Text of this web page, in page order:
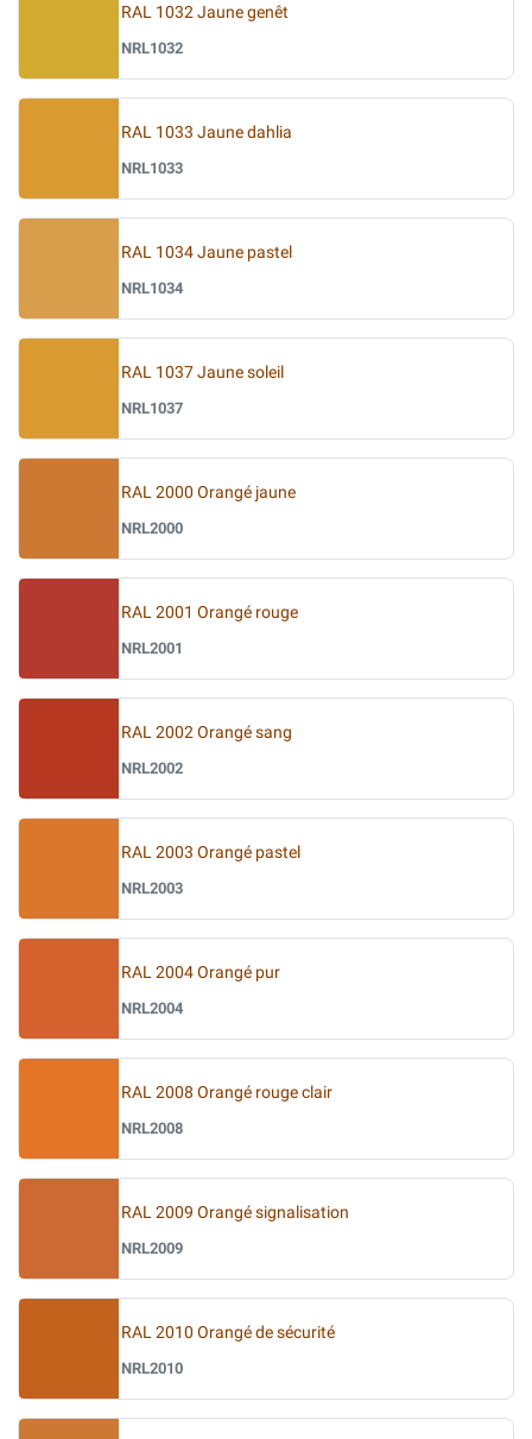
RAL 1032 Jaune genêt
NRL1032
RAL 1033 Jaune dahlia
NRL1033
RAL 1034 Jaune pastel
NRL1034
RAL 1037 Jaune soleil
NRL1037
RAL 2000 Orangé jaune
NRL2000
RAL 2001 Orangé rouge
NRL2001
RAL 2002 Orangé sang
NRL2002
RAL 2003 Orangé pastel
NRL2003
RAL 2004 Orangé pur
NRL2004
RAL 2008 Orangé rouge clair
NRL2008
RAL 2009 Orangé signalisation
NRL2009
RAL 2010 Orangé de sécurité
NRL2010